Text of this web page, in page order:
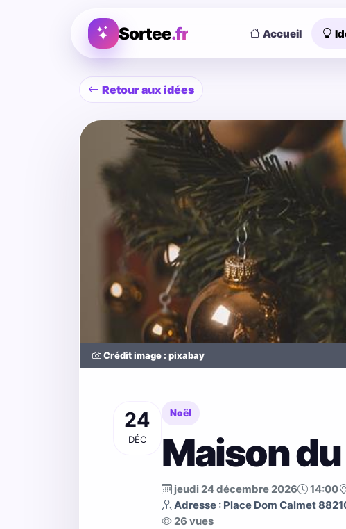
Sortee.fr Accueil
Retour aux idées
Crédit image : pixabay
24
DÉC
Noël
Maison
jeudi 24 décembre 2026 14:00
Adresse : Place Dom Calmet
26 vues